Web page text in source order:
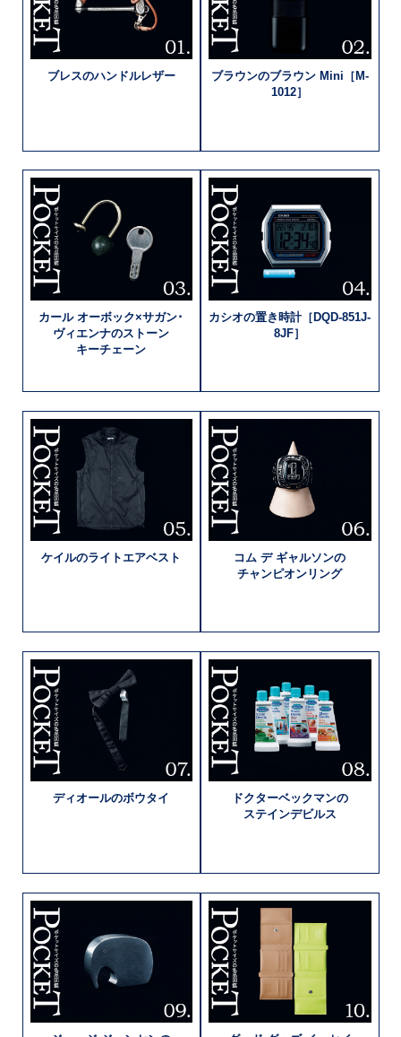
ブレスのハンドルレザー ブラウンのブラウン Mini［M-
1012］
カールオーボック×サガン･
ヴィエンナのストーン
キーチェーン
カシオの置き時計［DQD-851J-
8JF］
ケイルのライトエアベスト コム デ ギャルソンの
チャンピオン リング
ディオールのボウタイ ドクターベックマンの
ステインデビルス